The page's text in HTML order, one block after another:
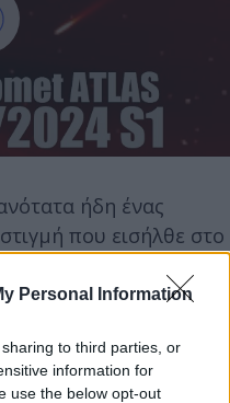
Personal Information
to third parties, or
information for
use the below opt-out
ήδη ένας
που εισήλθε στο
πέρασε τόσο κοντά από
πλήρως»
NASA.